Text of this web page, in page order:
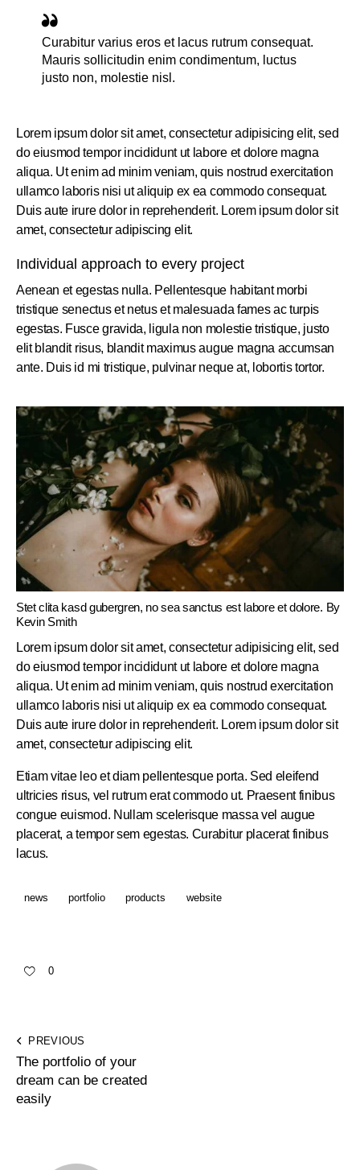
Curabitur varius eros et lacus rutrum consequat.
Mauris sollicitudin enim condimentum, luctus
justo non, molestie nisl.
Lorem ipsum dolor sit amet, consectetur adipisicing elit, sed
do eiusmod tempor incididunt ut labore et dolore magna
aliqua. Ut enim ad minim veniam, quis nostrud exercitation
ullamco laboris nisi ut aliquip ex ea commodo consequat.
Duis aute irure dolor in reprehenderit. Lorem ipsum dolor sit
amet, consectetur adipiscing elit.
Individual approach to every project
Aenean et egestas nulla. Pellentesque habitant morbi
tristique senectus et netus et malesuada fames ac turpis
egestas. Fusce gravida, ligula non molestie tristique, justo
elit blandit risus, blandit maximus augue magna accumsan
ante. Duis id mi tristique, pulvinar neque at, lobortis tortor.
Stet clita kasd gubergren, no sea sanctus est labore et dolore. By
Kevin Smith
Lorem ipsum dolor sit amet, consectetur adipisicing elit, sed
do eiusmod tempor incididunt ut labore et dolore magna
aliqua. Ut enim ad minim veniam, quis nostrud exercitation
ullamco laboris nisi ut aliquip ex ea commodo consequat.
Duis aute irure dolor in reprehenderit. Lorem ipsum dolor sit
amet, consectetur adipiscing elit.
Etiam vitae leo et diam pellentesque porta. Sed eleifend
ultricies risus, vel rutrum erat commodo ut. Praesent finibus
congue euismod. Nullam scelerisque massa vel augue
placerat, a tempor sem egestas. Curabitur placerat finibus
lacus.
news portfolio products website
0
PREVIOUS
The portfolio of your
dream can be created
easily